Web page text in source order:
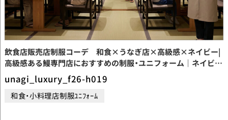
飲食店販売店制服コーデ 和食×うなぎ店×高級感×ネイビー|
高級感ある鰻専門店におすすめの制服・ユニフォーム｜ネイビー
×ブラウンカーキで魅せる和風コーディネート【codeF26-
H019】
unagi_luxury_f26-h019
和食・小料理店制服ﾕﾆﾌｫｰﾑ